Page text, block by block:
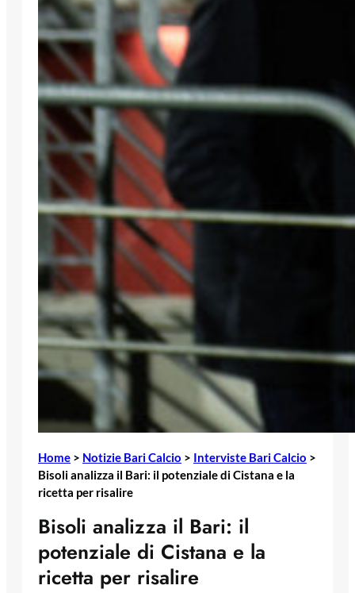
Home > Notizie Bari Calcio > Interviste Bari Calcio >
Bisoli analizza il Bari: il potenziale di Cistana e la
ricetta per risalire
Bisoli analizza il Bari: il
potenziale di Cistana e la
ricetta per risalire